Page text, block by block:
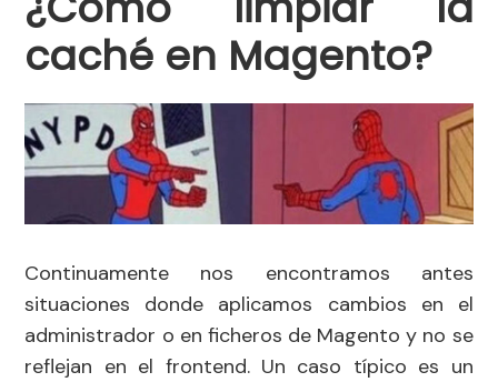
caché en Magento?
Continuamente nos encontramos antes
situaciones donde aplicamos cambios en el
administrador o en ficheros de Magento y no se
reflejan en el frontend. Un caso típico es un